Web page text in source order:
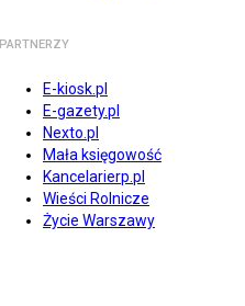
PARTNERZY
E-kiosk.pl
E-gazety.pl
Nexto.pl
Mała księgowość
Kancelarierp.pl
Wieści Rolnicze
Życie Warszawy